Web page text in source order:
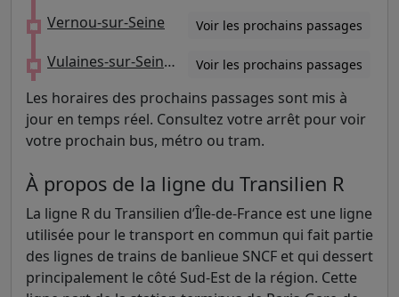
Vernou-sur-Seine Voir les prochains passages
Vulaines-sur-Seine - Samoreau Voir les prochains passages
Les horaires des prochains passages sont mis à
jour en temps réel. Consultez votre arrêt pour voir
votre prochain bus, métro ou tram.
À propos de la ligne du Transilien R
La ligne R du Transilien d’Île-de-France est une ligne
utilisée pour le transport en commun qui fait partie
des lignes de trains de banlieue SNCF et qui dessert
principalement le côté Sud-Est de la région. Cette